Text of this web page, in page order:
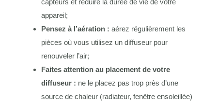
appareil;
Pensez à l’aération : aérez régulièrement les
pièces où vous utilisez un diffuseur pour
renouveler l’air;
Faites attention au placement de votre
diffuseur : ne le placez pas trop près d’une
source de chaleur (radiateur, fenêtre ensoleillée)